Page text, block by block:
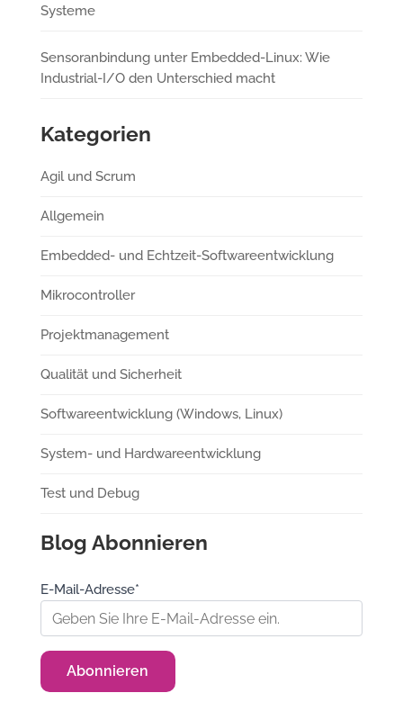
Systeme
Sensoranbindung unter Embedded-Linux: Wie
Industrial-I/O den Unterschied macht
Kategorien
Agil und Scrum
Allgemein
Embedded- und Echtzeit-Softwareentwicklung
Mikrocontroller
Projektmanagement
Qualität und Sicherheit
Softwareentwicklung (Windows, Linux)
System- und Hardwareentwicklung
Test und Debug
Blog Abonnieren
E-Mail-Adresse*